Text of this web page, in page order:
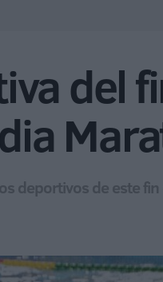
del
deportivos de este